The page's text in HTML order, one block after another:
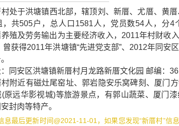
于洪塘镇西北部，辖顶刘、新厝、尤厝、黄厝
，共505户，总人口1581人，党员数54人，分4
殖及劳务输出为主要经济收入，2011年村财收
曾获得2011年洪塘镇“先进党支部”、2012年同安
安区洪塘镇新厝村月龙路新厝文化园 邮编：
附近有磁灶尾窑址、郭岩隐安乐窝碑刻 、 厦门
原远华影视城)等旅游景点，有郭山蔬菜、 厦门
安封肉等特产。
最后更新时间@2021-11-01，如果您发现“新厝村”信